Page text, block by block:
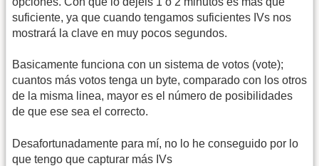
suficiente, ya que cuando tengamos suficientes IVs nos
mostrará la clave en muy pocos segundos.
Basicamente funciona con un sistema de votos (vote);
cuantos más votos tenga un byte, comparado con los otros
de la misma linea, mayor es el número de posibilidades
de que ese sea el correcto.
Desafortunadamente para mí, no lo he conseguido por lo
que tengo que capturar más IVs